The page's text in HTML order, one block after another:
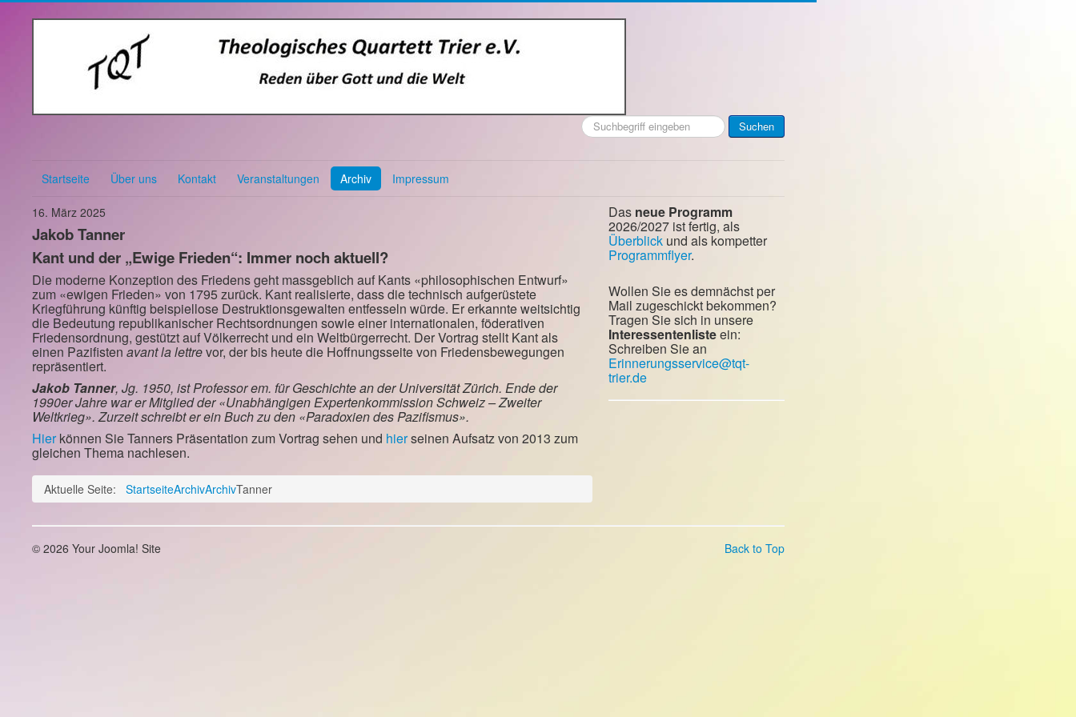
Suchen
...
Suchen
Startseite Über uns Kontakt Veranstaltungen Archiv Impressum
16. März 2025
Jakob Tanner
Kant und der „Ewige Frieden“: Immer noch aktuell?
Die moderne Konzeption des Friedens geht massgeblich auf Kants «philosophischen Entwurf»
zum «ewigen Frieden» von 1795 zurück. Kant realisierte, dass die technisch aufgerüstete
Kriegführung künftig beispiellose Destruktionsgewalten entfesseln würde. Er erkannte weitsichtig
die Bedeutung republikanischer Rechtsordnungen sowie einer internationalen, föderativen
Friedensordnung, gestützt auf Völkerrecht und ein Weltbürgerrecht. Der Vortrag stellt Kant als
einen Pazifisten avant la lettrevor, der bis heute die Hoffnungsseite von Friedensbewegungen
repräsentiert.
Jakob Tanner, Jg. 1950, ist Professor em. für Geschichte an der Universität Zürich. Ende der
1990er Jahre war er Mitglied der «Unabhängigen Expertenkommission Schweiz – Zweiter
Weltkrieg». Zurzeit schreibt er ein Buch zu den «Paradoxien des Pazifismus».
Hierkönnen Sie Tanners Präsentation zum Vortrag sehen und hierseinen Aufsatz von 2013 zum
gleichen Thema nachlesen.
Aktuelle Seite: StartseiteArchivArchivTanner
Das neue Programm
2026/2027 ist fertig, als
Überblick und als kompetter
Programmflyer.
Wollen Sie es demnächst per
Mail zugeschickt bekommen?
Tragen Sie sich in unsere
Interessentenlisteein:
Schreiben Sie an
Erinnerungsservice@tqt-
trier.de
Back to Top
© 2026 Your Joomla! Site